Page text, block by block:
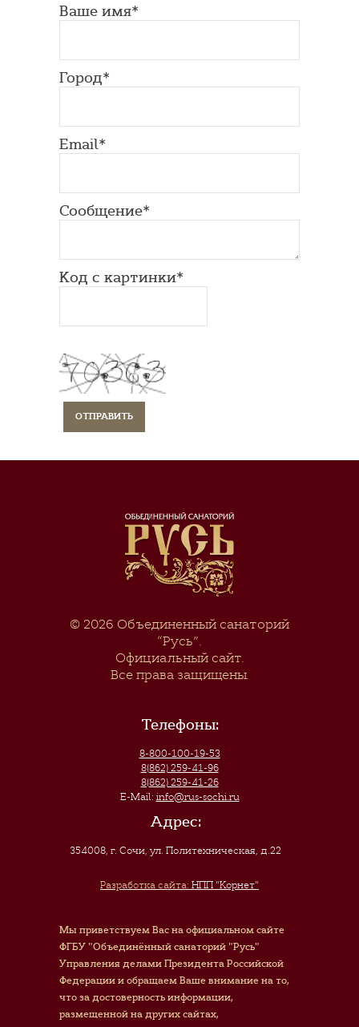
Ваше имя*
Город*
Email*
Сообщение*
Код с картинки*
© 2026 Объединенный санаторий
“Русь”.
Официальный сайт.
Все права защищены.
Телефоны:
8-800-100-19-53
8(862) 259-41-96
8(862) 259-41-26
E-Mail: info@rus-sochi.ru
Адрес:
354008, г. Сочи,ул. Политехническая, д.22
Разработка сайта: НПП "Корнет"
Мы приветствуем Вас на официальном сайте
ФГБУ "Объединённый санаторий "Русь"
Управления делами Президента Российской
Федерации и обращаем Ваше внимание на то,
что за достоверность информации,
размещенной на других сайтах,